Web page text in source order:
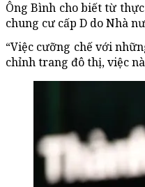
Ông Bình cho biết từ
chung cư cấp D do Nhà
“Việc cưỡng chế với
chỉnh trang đô thị, việc